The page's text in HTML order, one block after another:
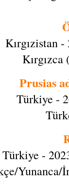
Kırgızistan
Prusias
Türkiye -
Türkiye -
Yunanca/